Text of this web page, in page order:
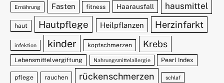
Ernährung Fasten fitness Haarausfall hausmittel
haut Hautpflege Heilpflanzen Herzinfarkt
infektion kinder kopfschmerzen Krebs
Lebensmittelvergiftung Nahrungsmittelallergie Pearl Index
pflege rauchen rückenschmerzen schlaf